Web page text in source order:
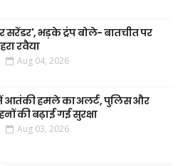
सरेंडर', भड़के ट्रंप बोले- बातचीत पर
रवैया
Aug 04, 2026
आतंकी हमले का अलर्ट, पुलिस और
की बढ़ाई गई सुरक्षा
Aug 03, 2026